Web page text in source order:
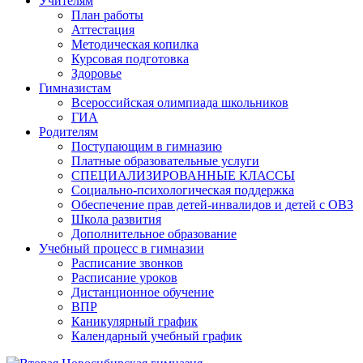
План работы
Аттестация
Методическая копилка
Курсовая подготовка
Здоровье
Гимназистам
Всероссийская олимпиада школьников
ГИА
Родителям
Поступающим в гимназию
Платные образовательные услуги
СПЕЦИАЛИЗИРОВАННЫЕ КЛАССЫ
Социально-психологическая поддержка
Обеспечение прав детей-инвалидов и детей с ОВЗ
Школа развития
Дополнительное образование
Учебный процесс в гимназии
Расписание звонков
Расписание уроков
Дистанционное обучение
ВПР
Каникулярный график
Календарный учебный график